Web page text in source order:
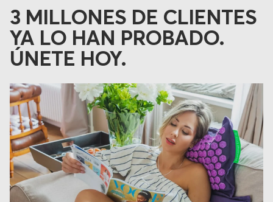
3 MILLONES DE CLIENTES
YA LO HAN PROBADO.
ÚNETE HOY.